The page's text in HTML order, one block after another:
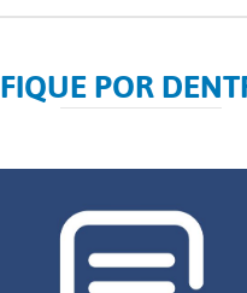
FIQUE POR